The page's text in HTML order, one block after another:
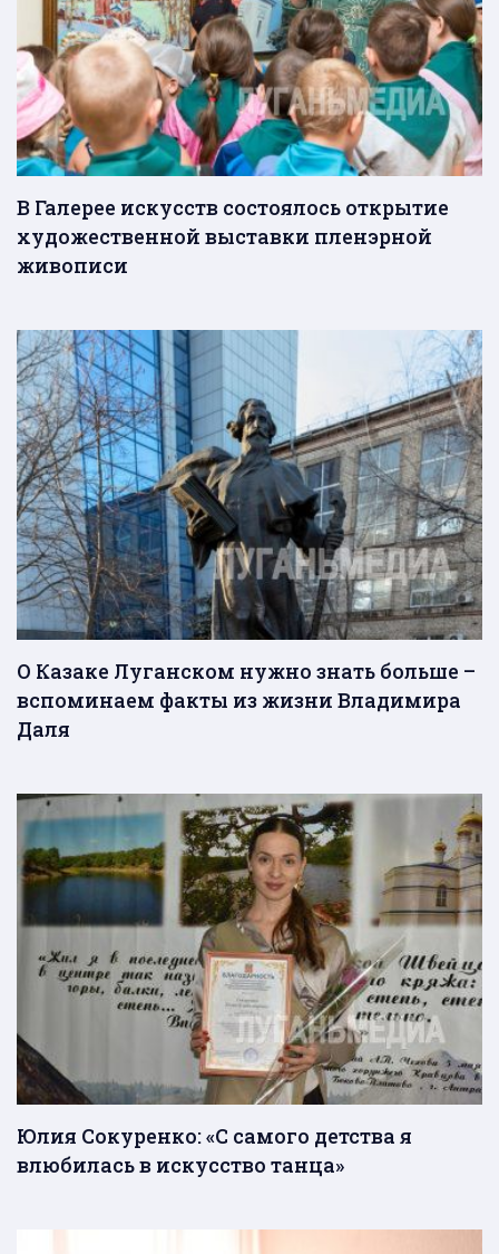
В Галерее искусств состоялось открытие
художественной выставки пленэрной
живописи
О Казаке Луганском нужно знать больше –
вспоминаем факты из жизни Владимира
Даля
Юлия Сокуренко: «С самого детства я
влюбилась в искусство танца»